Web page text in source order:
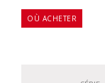
OÙ ACHETER